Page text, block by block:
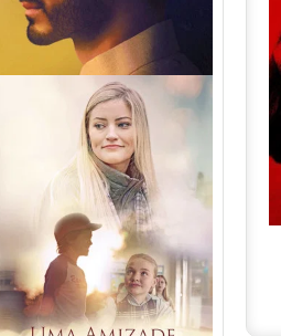
Uma Amizade para Recordar
Torrent (2025) WEB-DL 1080p
Dual Áudio